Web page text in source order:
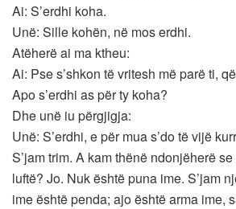
Ai: S’erdhi koha.
Unë: Sille kohën, në mos erdhi.
Atëherë ai ma ktheu:
Ai: Pse s’shkon të vritesh më parë ti,
Apo s’erdhi as për ty koha?
Dhe unë iu përgjigja:
Unë: S’erdhi, e për mua s’do të vijë
S’jam trim. A kam thënë ndonjëherë
luftë? Jo. Nuk është puna ime. S’jam
ime është penda; ajo është arma ime,